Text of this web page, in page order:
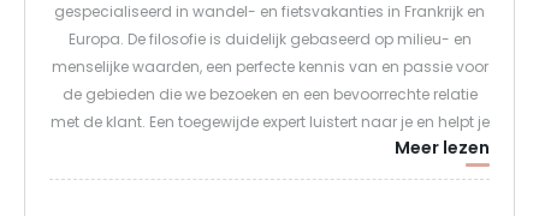
gespecialiseerd in wandel- en fietsvakanties in Frankrijk en
Europa. De filosofie is duidelijk gebaseerd op milieu- en
menselijke waarden, een perfecte kennis van en passie voor
de gebieden die we bezoeken en een bevoorrechte relatie
met de klant. Een toegewijde expert luistert naar je en helpt je
met je reisplannen, vanaf het moment dat je je aanvraag
doet tot aan je terugkeer.
Meer lezen